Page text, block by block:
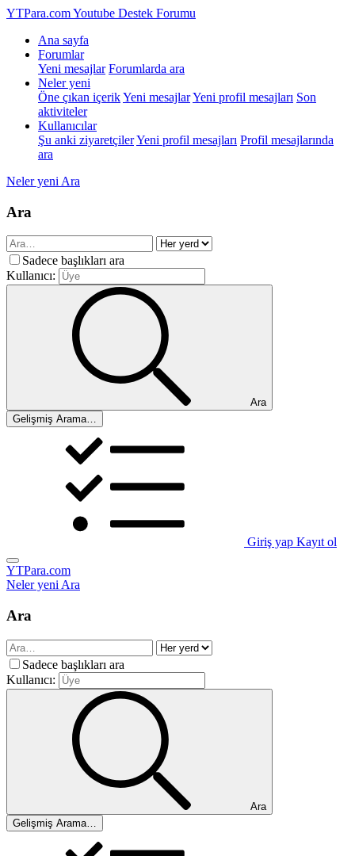
YTPara.comYoutube Destek Forumu
Ana sayfa
Forumlar
Yeni mesajlar Forumlarda ara
Neler yeni
Öne çıkan içerikYeni mesajlarYeni profil mesajları Son
aktiviteler
Kullanıcılar
Şu anki ziyaretçilerYeni profil mesajları Profil mesajlarında
ara
Neler yeni Ara
Ara
Sadece başlıkları ara
Kullanıcı:
Ara
Gelişmiş Arama…
Giriş yap Kayıt ol
YTPara.com
Neler yeniAra
Ara
Sadece başlıkları ara
Kullanıcı:
Ara
Gelişmiş Arama…